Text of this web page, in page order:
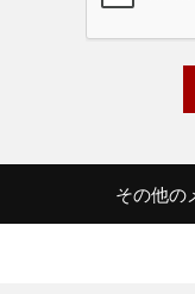
その他の